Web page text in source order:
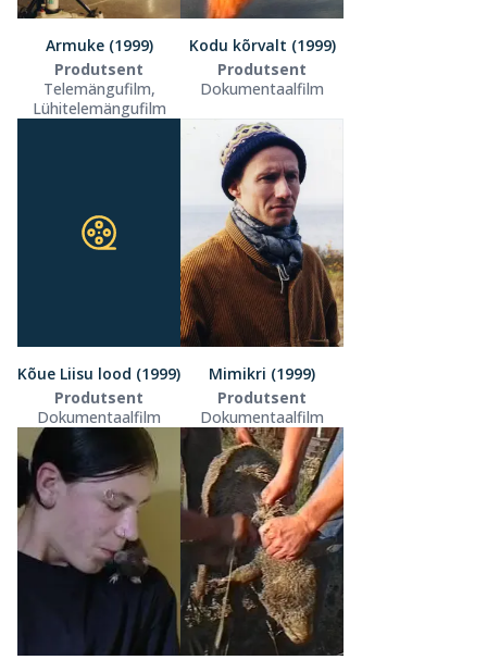
Armuke (1999)
Produtsent
Telemängufilm,
Lühitelemängufilm
Kodu kõrvalt (1999)
Produtsent
Dokumentaalfilm
Kõue Liisu lood (1999)
Produtsent
Dokumentaalfilm
Mimikri (1999)
Produtsent
Dokumentaalfilm